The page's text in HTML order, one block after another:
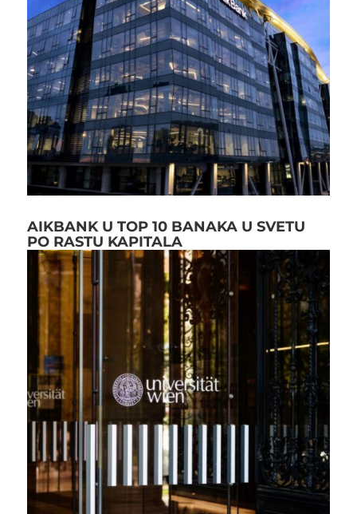
AIKBANK U TOP 10 BANAKA U SVETU
PO RASTU KAPITALA